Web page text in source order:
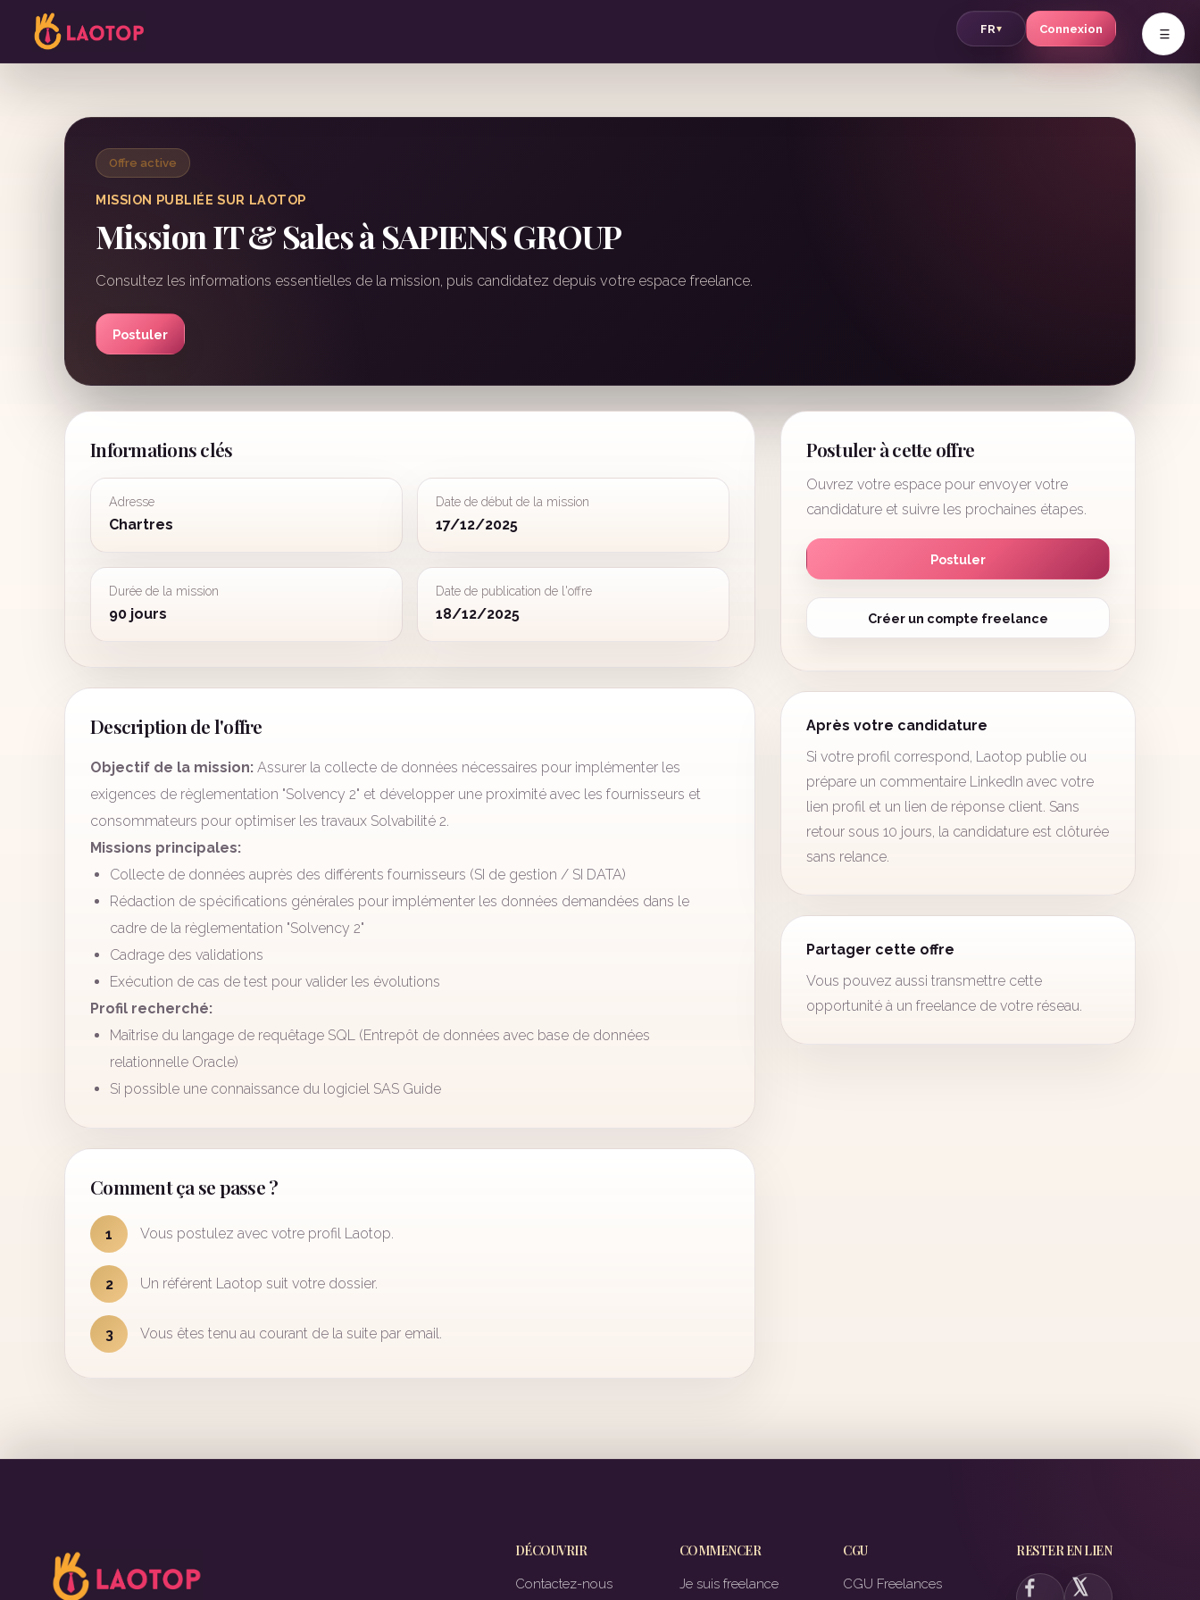
FR▾ Connexion v
Offre active
MISSION PUBLIÉE SUR LAOTOP
Mission IT & Sales à SAPIENS GROUP
Consultez les informations essentielles de la mission, puis candidatez depuis votre espace freelance.
Postuler
Informations clés
Adresse
Chartres
Date de début de la mission
17/12/2025
Durée de la mission
90 jours
Date de publication de l'offre
18/12/2025
Description de l'offre
Objectif de la mission: Assurer la collecte de données nécessaires pour implémenter les
exigences de règlementation "Solvency 2" et développer une proximité avec les fournisseurs et
consommateurs pour optimiser les travaux Solvabilité 2.
Missions principales:
Collecte de données auprès des différents fournisseurs (SI de gestion / SI DATA)
Rédaction de spécifications générales pour implémenter les données demandées dans le
cadre de la règlementation "Solvency 2"
Cadrage des validations
Exécution de cas de test pour valider les évolutions
Profil recherché:
Maîtrise du langage de requêtage SQL (Entrepôt de données avec base de données
relationnelle Oracle)
Si possible une connaissance du logiciel SAS Guide
Comment ça se passe ?
1 Vous postulez avec votre profil Laotop.
2 Un référent Laotop suit votre dossier.
3 Vous êtes tenu au courant de la suite par email.
Postuler à cette offre
Ouvrez votre espace pour envoyer votre
candidature et suivre les prochaines étapes.
Postuler
Créer un compte freelance
Après votre candidature
Si votre profil correspond, Laotop publie ou
prépare un commentaire LinkedIn avec votre
lien profil et un lien de réponse client. Sans
retour sous 10 jours, la candidature est clôturée
sans relance.
Partager cette offre
Vous pouvez aussi transmettre cette
opportunité à un freelance de votre réseau.
DÉCOUVRIR
Contactez-nous
COMMENCER
Je suis freelance
CGU
CGU Freelances
RESTER EN LIEN